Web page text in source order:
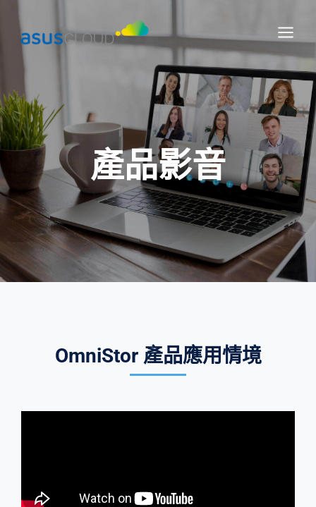
Menu
產品影音
OmniStor 產品應用情境